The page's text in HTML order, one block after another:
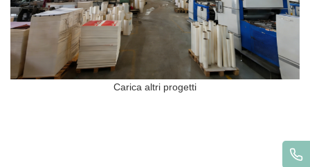
Carica altri progetti